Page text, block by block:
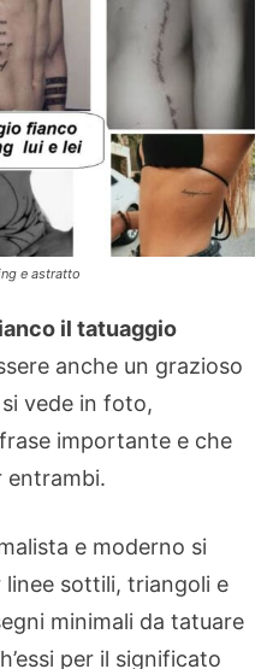
e astratto
il tatuaggio
anche un grazioso
vede in foto,
importante e che
entrambi.
e moderno si
sottili, triangoli e
minimali da tatuare
per il significato